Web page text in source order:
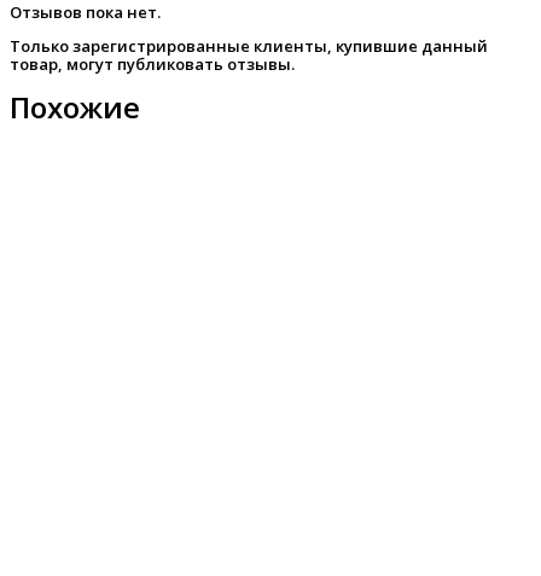
Отзывов пока нет.
Только зарегистрированные клиенты, купившие данный
товар, могут публиковать отзывы.
Похожие